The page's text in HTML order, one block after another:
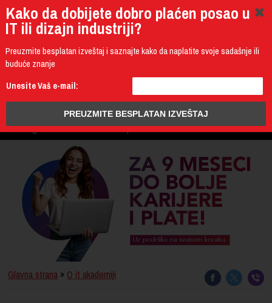
Kako da dobijete dobro plaćen posao u
IT ili dizajn industriji?
Preuzmite besplatan izveštaj i saznajte kako da naplatite svoje sadašnje ili
buduće znanje
Unesite Vaš e-mail: 011 4011 200
UPIS
ŠTA DOBIJATE
UČENJE NA DALJINU
DIPLOME I SERTIFIKATI
O IT AKADEMIJI
Programming Administration
3D Design & CAD
Mobile Development
Glavna strana » O it akademiji